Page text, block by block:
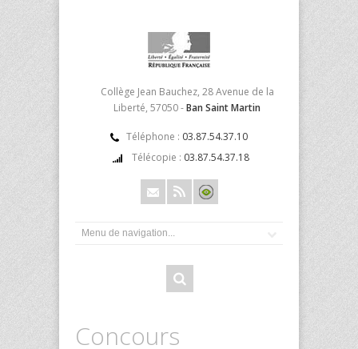
Collège Jean Bauchez, 28 Avenue de la
Liberté, 57050 -Ban Saint Martin
Téléphone : 03.87.54.37.10
Télécopie : 03.87.54.37.18
Concours